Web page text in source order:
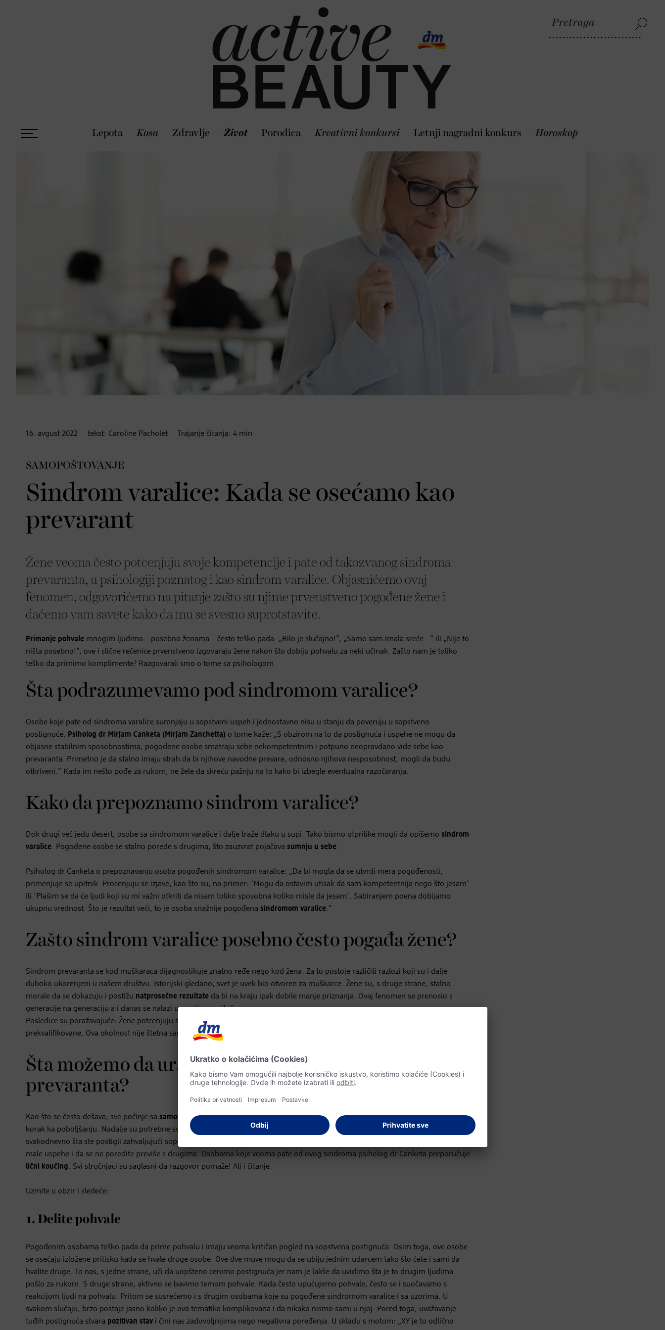
Lepota Kosa Zdravlje Život Porodica Kreativni konkursi Letnji nagradni konkurs Horoskop
16. avgust 2022 tekst: Caroline Pacholet Trajanje čitanja: 4 min
SAMOPOŠTOVANJE
Sindrom varalice: Kada se osećamo kao
prevarant
Žene veoma često potcenjuju svoje kompetencije i pate od takozvanog sindroma
prevaranta, u psihologiji poznatog i kao sindrom varalice. Objasnićemo ovaj
fenomen, odgovorićemo na pitanje zašto su njime prvenstveno pogođene žene i
daćemo vam savete kako da mu se svesno suprotstavite.
Primanje pohvale mnogim ljudima – posebno ženama – često teško pada. „Bilo je slučajno!“, „Samo sam imala sreće…“ ili „Nije to
ništa posebno!“, ove i slične rečenice prvenstveno izgovaraju žene nakon što dobiju pohvalu za neki učinak. Zašto nam je toliko
teško da primimo komplimente? Razgovarali smo o tome sa psihologom.
Šta podrazumevamo pod sindromom varalice?
Osobe koje pate od sindroma varalice sumnjaju u sopstveni uspeh i jednostavno nisu u stanju da poveruju u sopstveno
postignuće. Psiholog dr Mirjam Canketa (Mirjam Zanchetta) o tome kaže: „S obzirom na to da postignuća i uspehe ne mogu da
objasne stabilnim sposobnostima, pogođene osobe smatraju sebe nekompetentnim i potpuno neopravdano vide sebe kao
prevaranta. Primetno je da stalno imaju strah da bi njihove navodne prevare, odnosno njihova nesposobnost, mogli da budu
otkriveni.“ Kada im nešto pođe za rukom, ne žele da skreću pažnju na to kako bi izbegle eventualna razočaranja.
Kako da prepoznamo sindrom varalice?
Dok drugi već jedu desert, osobe sa sindromom varalice i dalje traže dlaku u supi. Tako bismo otprilike mogli da opišemo sindrom
varalice. Pogođene osobe se stalno porede s drugima, što zauzvrat pojačava sumnju u sebe.
Psiholog dr Canketa o prepoznavanju osoba pogođenih sindromom varalice: „Da bi mogla da se utvrdi mera pogođenosti,
primenjuje se upitnik. Procenjuju se izjave, kao što su, na primer: ’Mogu da ostavim utisak da sam kompetentnija nego što jesam’
ili ’Plašim se da će ljudi koji su mi važni otkriti da nisam toliko sposobna koliko misle da jesam’. Sabiranjem poena dobijamo
ukupnu vrednost. Što je rezultat veći, to je osoba snažnije pogođena sindromom varalice.“
Zašto sindrom varalice posebno često pogađa žene?
Sindrom prevaranta se kod muškaraca dijagnostikuje znatno ređe nego kod žena. Za to postoje različiti razlozi koji su i dalje
duboko ukorenjeni u našem društvu. Istorijski gledano, svet je uvek bio otvoren za muškarce. Žene su, s druge strane, stalno
morale da se dokazuju i postižu natprosečne rezultate da bi na kraju ipak dobile manje priznanja. Ovaj fenomen se prenosio s
generacije na generaciju a i danas se nalazi u svesti mnogih žena.
Posledice su poražavajuće: Žene potcenjuju sebe i mnogo se češće nego muškarci prijavljuju na radna mesta za koja su zapravo
prekvalifikovane. Ova okolnost nije štetna samo za pojedince već i za društvo, zato što se na taj način ne koristi dragoceno znanje.
Šta možemo da uradimo protiv sindroma
prevaranta?
Kao što se često dešava, sve počinje sa samospoznajom: „Prepoznavanje toga da patimo od simptoma varalice je takoreći prvi
korak ka poboljšanju. Nadalje su potrebne sve one akcije koje povećavaju samopouzdanje i pomenute uspehe. Savet: Beležite
svakodnevno šta ste postigli zahvaljujući sopstvenim sposobnostima u određenom vremenskom periodu.“ Važno je da cenite i
male uspehe i da se ne poredite previše s drugima. Osobama koje veoma pate od ovog sindroma psiholog dr Canketa preporučuje
lični koučing. Svi stručnjaci su saglasni da razgovor pomaže! Ali i čitanje.
Uzmite u obzir i sledeće:
1. Delite pohvale
Pogođenim osobama teško pada da prime pohvalu i imaju veoma kritičan pogled na sopstvena postignuća. Osim toga, ove osobe
se osećaju izložene pritisku kada se hvale druge osobe. Ove dve muve mogu da se ubiju jednim udarcem tako što ćete i sami da
hvalite druge. To nas, s jedne strane, uči da uopšteno cenimo postignuća jer nam je lakše da uvidimo šta je to drugim ljudima
pošlo za rukom. S druge strane, aktivno se bavimo temom pohvale. Kada često upućujemo pohvale, često se i suočavamo s
reakcijom ljudi na pohvalu. Pritom se susrećemo i s drugim osobama koje su pogođene sindromom varalice i sa uzorima. U
svakom slučaju, brzo postaje jasno koliko je ova tematika komplikovana i da nikako nismo sami u njoj. Pored toga, uvažavanje
tuđih postignuća stvara pozitivan stav i čini nas zadovoljnijima nego negativna poređenja. U skladu s motom: „XY je to odlično